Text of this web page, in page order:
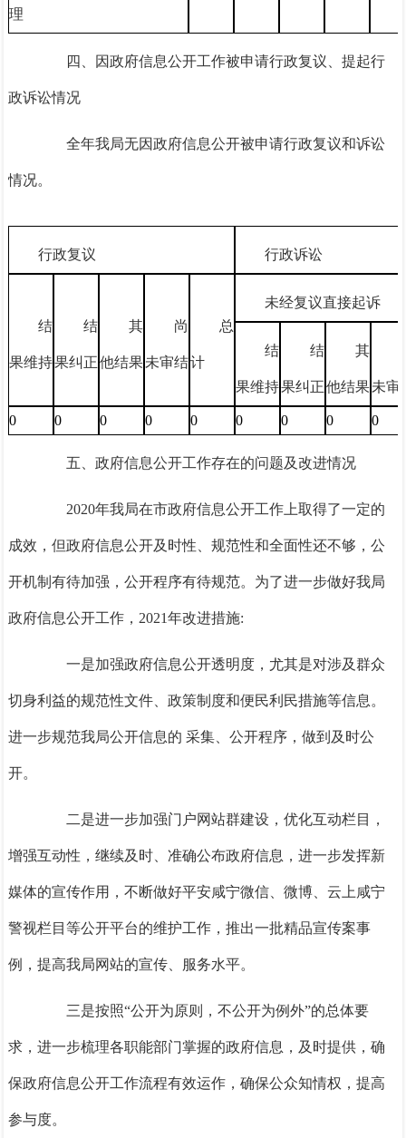
理
四、因政府信息公开工作被申请行政复议、提起行
政诉讼情况
全年我局无因政府信息公开被申请行政复议和诉讼
情况。
行政复议 行政诉讼
结
果维持
结
果纠正
其
他结果
尚
未审结
总
计
未经复议直接起诉
结
果维持
结
果纠正
其
他结果未审
0 0 0 0 0 0 0 0 0
五、政府信息公开工作存在的问题及改进情况
2020年我局在市政府信息公开工作上取得了一定的
成效，但政府信息公开及时性 、规范性和全面性还不够 ，公
开机制有待加强，公开程序有待规范。 为了进一步做好我局
政府信息公开工作， 2021年改进措施:
一是加强政府信息公开透明度 ， 尤其是对涉及群众
切身利益的规范性文件、政策制度和便民利民措施等信息。
进一步规范我局公开信息的 采集、公开程序，做到及时公
开。
二是进一步加强门户网站群建设，优化互动栏目，
增强互动性，继续及时、准确公布政府信息，进一步发挥新
媒体的宣传作用，不断做好平安咸宁微信、微博、云上咸宁
警视栏目等公开平台的维护工作，推出一批精品宣传案事
例，提高我局网站的宣传、服务水平。
三是按照“公开为原则，不公开为例外”的总体要
求，进一步梳理各职能部门掌握的政府信息，及时提供，确
保政府信息公开工作流程有效运作，确保公众知情权，提高
参与度。